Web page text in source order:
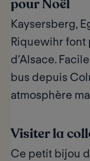
pour Noël
Kaysersberg,
Riquewihr font
d’Alsace.
bus depuis
atmosphère
Visiter la
Ce petit bijou